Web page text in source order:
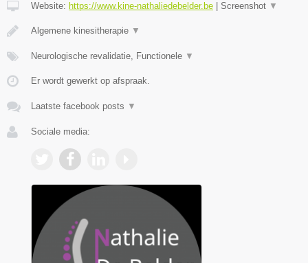
Website: https://www.kine-nathaliedebelder.be Screenshot ▼
Algemene kinesitherapie ▼
Neurologische revalidatie, Functionele ▼
Er wordt gewerkt op afspraak.
Laatste facebook posts ▼
Sociale media: